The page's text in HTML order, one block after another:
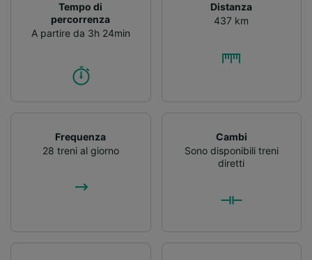
Tempo di
percorrenza
A partire da 3h 24min
Distanza
437 km
Frequenza
28 treni al giorno
Cambi
Sono disponibili treni
diretti